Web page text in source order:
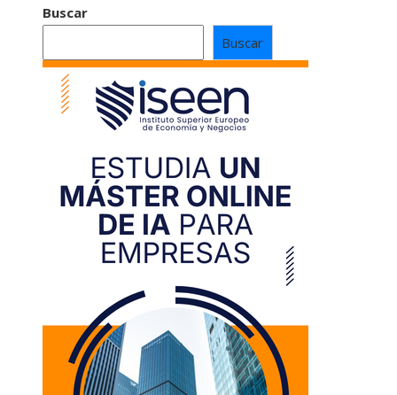
Buscar
Buscar